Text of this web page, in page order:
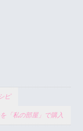
ピ
「私の部屋」で購入